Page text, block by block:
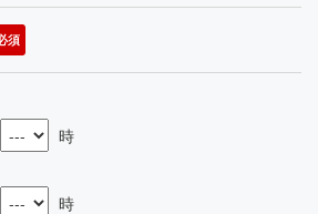
須
時
時